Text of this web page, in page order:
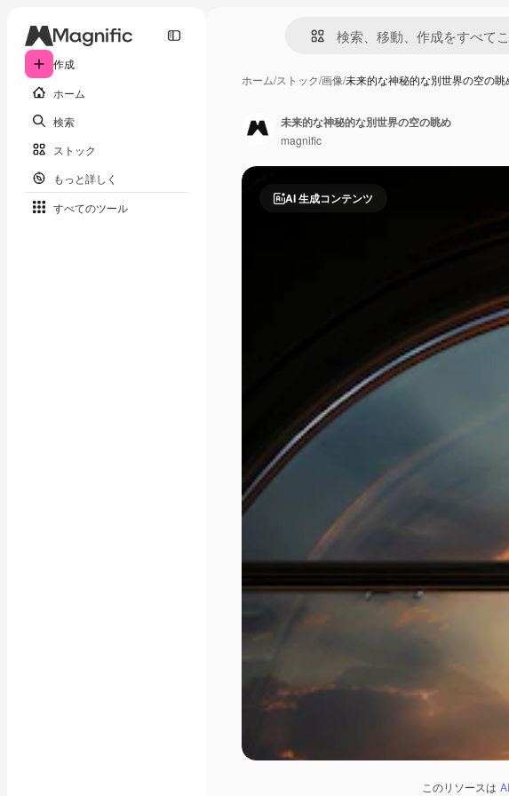
作成
ホーム
検索
ストック
もっと詳しく
すべてのツール
ホーム/ストック/画像/未来的な神秘的な別世界の空の眺
AI 生成コンテンツ
このリソースは AI
未来的な神秘的な別世界の空の眺め
magnific